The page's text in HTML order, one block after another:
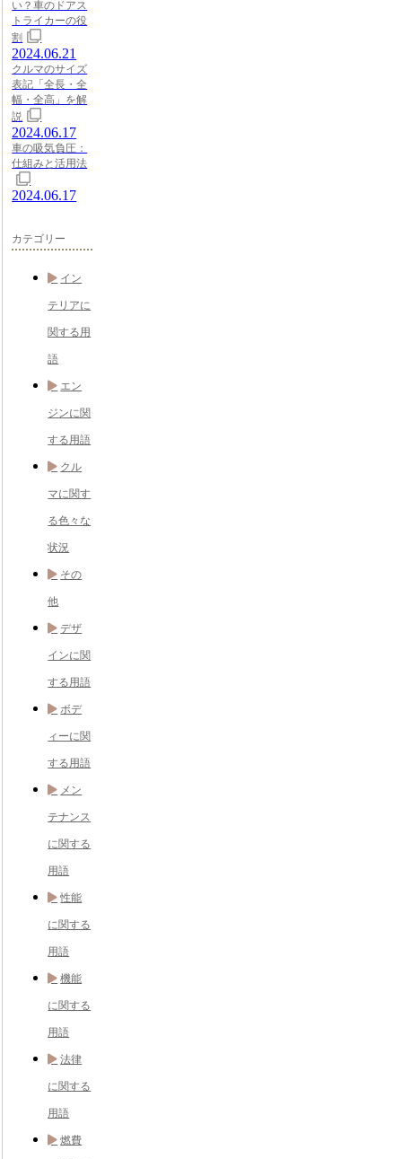
い？車のドアス
トライカーの役
割
2024.06.21
クルマのサイズ
表記「全長・全
幅・全高」を解
説
2024.06.17
車の吸気負圧：
仕組みと活用法
2024.06.17
カテゴリー
イン
テリアに
関する用
語
エン
ジンに関
する用語
クル
マに関す
る色々な
状況
その
他
デザ
インに関
する用語
ボデ
ィーに関
する用語
メン
テナンス
に関する
用語
性能
に関する
用語
機能
に関する
用語
法律
に関する
用語
燃費